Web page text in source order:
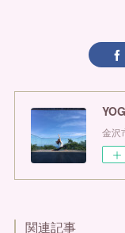
金沢
関連記事